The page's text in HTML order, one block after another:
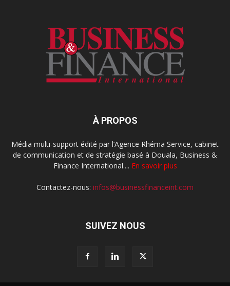
À PROPOS
Média multi-support édité par l’Agence Rhéma Service, cabinet
de communication et de stratégie basé à Douala, Business &
Finance International.... En savoir plus
Contactez-nous: infos@businessfinanceint.com
SUIVEZ NOUS